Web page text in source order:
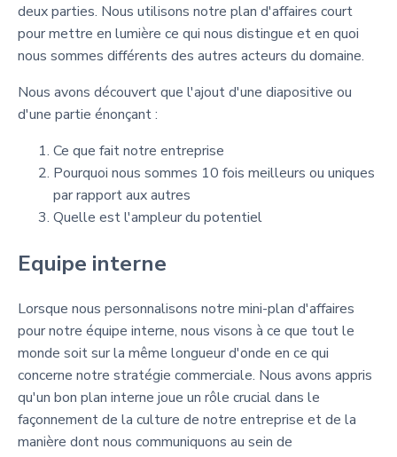
deux parties. Nous utilisons notre plan d'affaires court
pour mettre en lumière ce qui nous distingue et en quoi
nous sommes différents des autres acteurs du domaine.
Nous avons découvert que l'ajout d'une diapositive ou
d'une partie énonçant :
Ce que fait notre entreprise
Pourquoi nous sommes 10 fois meilleurs ou uniques
par rapport aux autres
Quelle est l'ampleur du potentiel
Equipe interne
Lorsque nous personnalisons notre mini-plan d'affaires
pour notre équipe interne, nous visons à ce que tout le
monde soit sur la même longueur d'onde en ce qui
concerne notre stratégie commerciale. Nous avons appris
qu'un bon plan interne joue un rôle crucial dans le
façonnement de la culture de notre entreprise et de la
manière dont nous communiquons au sein de